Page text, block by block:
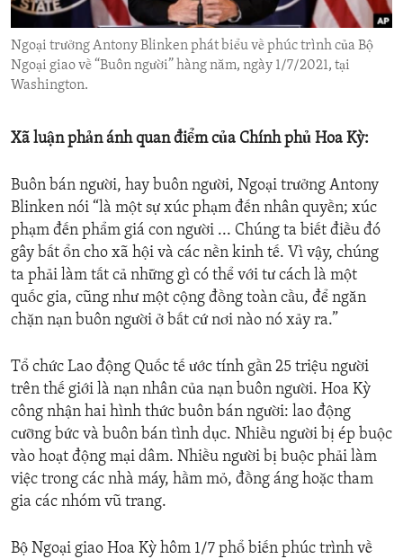
ENVIRONMENT AND HEALTH
IDEALS AND INSTITUTIONS
Ngoại trưởng Antony Blinken phát biểu về phúc trình của Bộ
Ngoại giao về “Buôn người” hàng năm, ngày 1/7/2021, tại
Washington.
Xã luận phản ánh quan điểm của Chính phủ Hoa Kỳ:
Buôn bán người, hay buôn người, Ngoại trưởng Antony
Blinken nói “là một sự xúc phạm đến nhân quyền; xúc
phạm đến phẩm giá con người ... Chúng ta biết điều đó
gây bất ổn cho xã hội và các nền kinh tế. Vì vậy, chúng
ta phải làm tất cả những gì có thể với tư cách là một
quốc gia, cũng như một cộng đồng toàn cầu, để ngăn
chặn nạn buôn người ở bất cứ nơi nào nó xảy ra.”
Tổ chức Lao động Quốc tế ước tính gần 25 triệu người
trên thế giới là nạn nhân của nạn buôn người. Hoa Kỳ
công nhận hai hình thức buôn bán người: lao động
cưỡng bức và buôn bán tình dục. Nhiều người bị ép buộc
vào hoạt động mại dâm. Nhiều người bị buộc phải làm
việc trong các nhà máy, hầm mỏ, đồng áng hoặc tham
gia các nhóm vũ trang.
Bộ Ngoại giao Hoa Kỳ hôm 1/7 phổ biến phúc trình về